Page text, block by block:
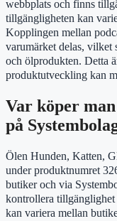
webbplats och finns
tillgängligheten kan
Kopplingen mellan
varumärket delas, vilket
och ölprodukten. Detta
produktutveckling kan
Var köper
på
Ölen Hunden, Katten,
under produktnumret
butiker och via
kontrollera tillgänglighet
kan variera mellan